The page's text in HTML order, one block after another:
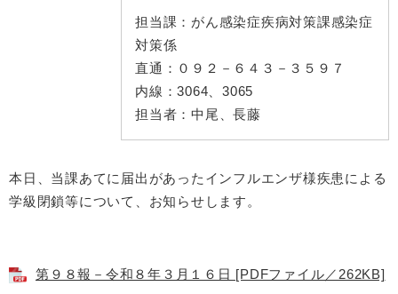
担当課： がん感染症疾病対策課感染症
対策係
直通： ０９２－６４３－３５９７
内線：3064、3065
担当者： 中尾、長藤
本日、当課あてに届出があったインフルエンザ様疾患による
学級閉鎖等について、お知らせします。
第９８報－令和８年３月１６日 [PDFファイル／262KB]